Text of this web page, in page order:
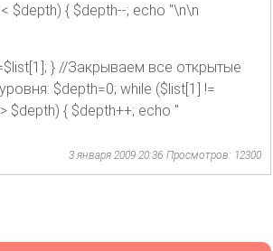
$depth) { $depth--; echo "\n\n
} //Закрываем все открытые
$depth=0; while ($list[1] !=
$depth) { $depth++; echo "
3 января 2009 20:36 Просмотров: 12300